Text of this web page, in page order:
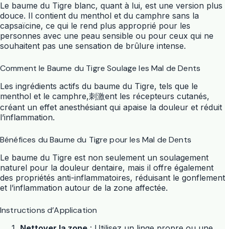
Le baume du Tigre blanc, quant à lui, est une version plus
douce. Il contient du menthol et du camphre sans la
capsaïcine, ce qui le rend plus approprié pour les
personnes avec une peau sensible ou pour ceux qui ne
souhaitent pas une sensation de brûlure intense.
Comment le Baume du Tigre Soulage les Mal de Dents
Les ingrédients actifs du baume du Tigre, tels que le
menthol et le camphre,刺激ent les récepteurs cutanés,
créant un effet anesthésiant qui apaise la douleur et réduit
l’inflammation.
Bénéfices du Baume du Tigre pour les Mal de Dents
Le baume du Tigre est non seulement un soulagement
naturel pour la douleur dentaire, mais il offre également
des propriétés anti-inflammatoires, réduisant le gonflement
et l’inflammation autour de la zone affectée.
Instructions d’Application